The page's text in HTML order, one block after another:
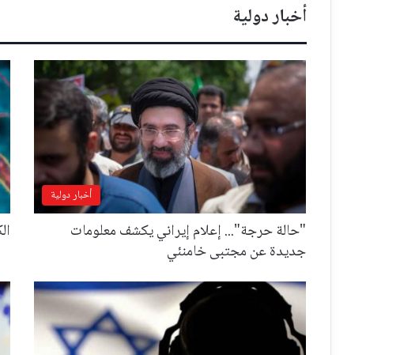
أخبار دولية
أخبار دولية
"حالة حرجة"... إعلام إيراني يكشف معلومات
جديدة عن مجتبى خامنئي